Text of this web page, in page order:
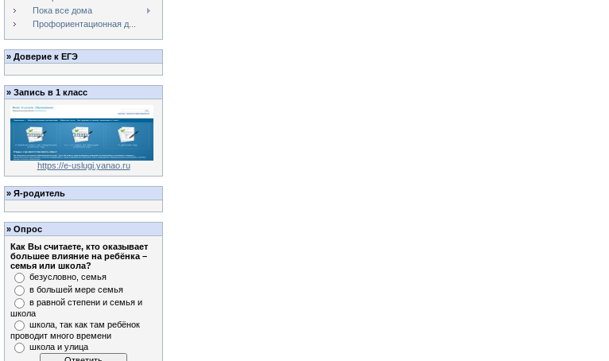
Пока все дома
Профориентационная д...
» Доверие к ЕГЭ
» Запись в 1 класс
https://e-uslugi.yanao.ru
» Я-родитель
» Опрос
Как Вы считаете, кто оказывает
большее влияние на ребёнка –
семья или школа?
безусловно, семья
в большей мере семья
в равной степени и семья и
школа
школа, так как там ребёнок
проводит много времени
школа и улица